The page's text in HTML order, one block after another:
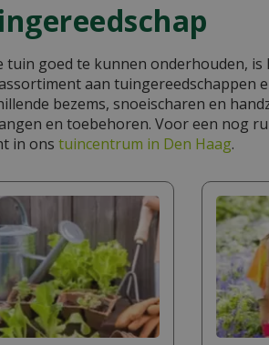
tuin goed te kunnen onderhouden,
aan tuingereedschappen
bezems, snoeischaren en
en toebehoren. Voor een nog
in ons tuincentrum in Den Haag.